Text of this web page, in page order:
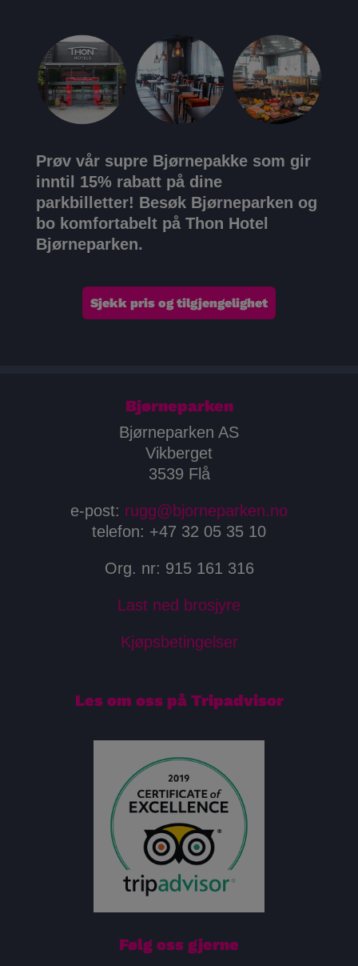
Prøv vår supre Bjørnepakke som gir
inntil 15% rabatt på dine
parkbilletter! Besøk Bjørneparken og
bo komfortabelt på Thon Hotel
Bjørneparken.
Sjekk pris og tilgjengelighet
Bjørneparken
Bjørneparken AS
Vikberget
3539 Flå
e-post: rugg@bjorneparken.no
telefon: +47 32 05 35 10
Org. nr: 915 161 316
Last ned brosjyre
Kjøpsbetingelser
Les om oss på Tripadvisor
Følg oss gjerne